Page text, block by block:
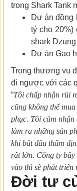
trong Shark Tank
Dự án đồng
tỷ cho 20%)
shark
Dự án Gạo
Trong thương vụ
đi ngược với các
“Tôi chấp nhận rủi
cũng không thể
phục. Tôi cảm
làm ra những sản
khi bắt đầu thẩm
rất lớn. Công ty
vào thì sẽ phát triển
Đời tư